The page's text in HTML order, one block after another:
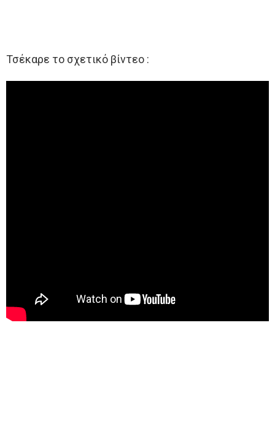
Τσέκαρε το σχετικό βίντεο :